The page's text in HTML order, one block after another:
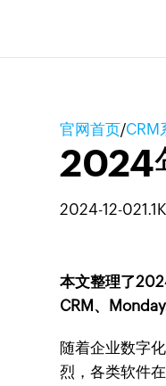
官网首页/CRM
2024
2024-12-02
本文整理了
CRM、
随着企业数字
烈，各类软件